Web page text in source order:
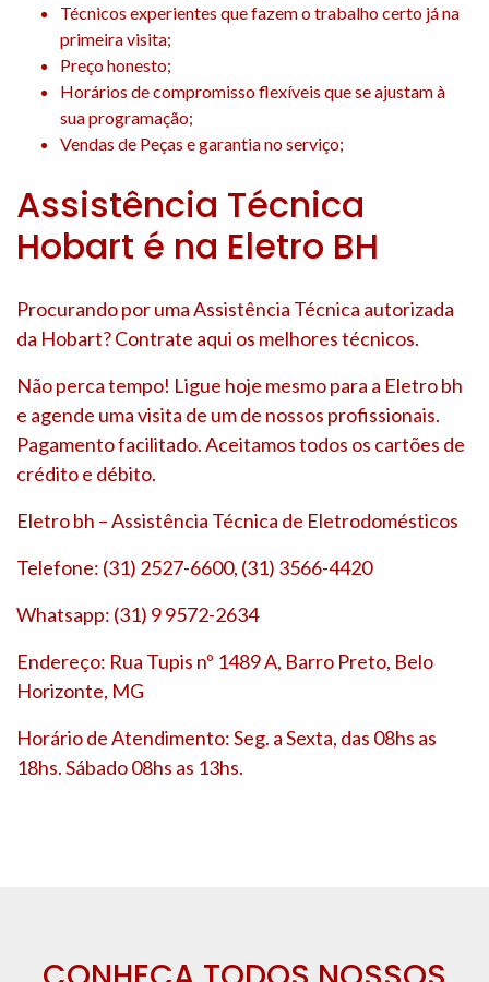
Técnicos experientes que fazem o trabalho certo já na
primeira visita;
Preço honesto;
Horários de compromisso flexíveis que se ajustam à
sua programação;
Vendas de Peças e garantia no serviço;
Assistência Técnica
Hobart é na Eletro BH
Procurando por uma Assistência Técnica autorizada
da Hobart? Contrate aqui os melhores técnicos.
Não perca tempo! Ligue hoje mesmo para a Eletro bh
e agende uma visita de um de nossos profissionais.
Pagamento facilitado. Aceitamos todos os cartões de
crédito e débito.
Eletro bh – Assistência Técnica de Eletrodomésticos
Telefone: (31) 2527-6600, (31) 3566-4420
Whatsapp: (31) 9 9572-2634
Endereço: Rua Tupis nº 1489 A, Barro Preto, Belo
Horizonte, MG
Horário de Atendimento: Seg. a Sexta, das 08hs as
18hs. Sábado 08hs as 13hs.